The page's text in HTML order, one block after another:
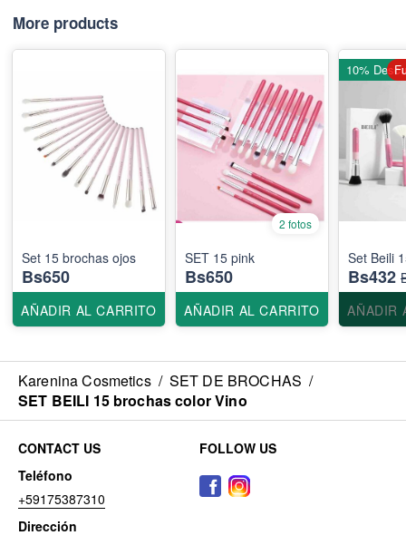
More products
Set 15 brochas ojos
Bs650
AÑADIR AL CARRITO
2 fotos
SET 15 pink
Bs650
AÑADIR AL CARRITO
Set Beili
Bs432
AÑADIR
10%
Karenina Cosmetics / SET DE BROCHAS /
SET BEILI 15 brochas color Vino
CONTACT US
Teléfono
+59175387310
Dirección
FOLLOW US